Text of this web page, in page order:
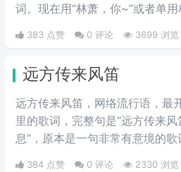
词。现在用“林萧，你~”或者单
的一种阴阳怪气的意思。这三个
情评判的时候运用的非常巧妙，
383 点赞 0 评论 3699 浏览
远方传来风笛
远方传来风笛，网络流行语，最
里的歌词，完整句是“远方传来
息”，原本是一句非常有意境的
了“滚”，成了一种很新的骂人方式
384 点赞 0 评论 2330 浏览